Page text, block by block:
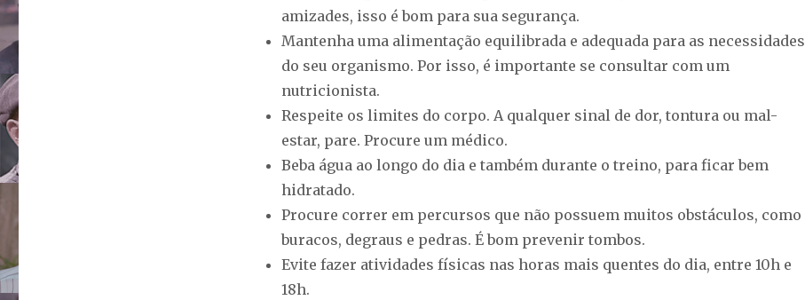
amizades, isso é bom para sua segurança.
Mantenha uma alimentação equilibrada e adequada para as necessidades
do seu organismo. Por isso, é importante se consultar com um
nutricionista.
Respeite os limites do corpo. A qualquer sinal de dor, tontura ou mal-
estar, pare. Procure um médico.
Beba água ao longo do dia e também durante o treino, para ficar bem
hidratado.
Procure correr em percursos que não possuem muitos obstáculos, como
buracos, degraus e pedras. É bom prevenir tombos.
Evite fazer atividades físicas nas horas mais quentes do dia, entre 10h e
18h.